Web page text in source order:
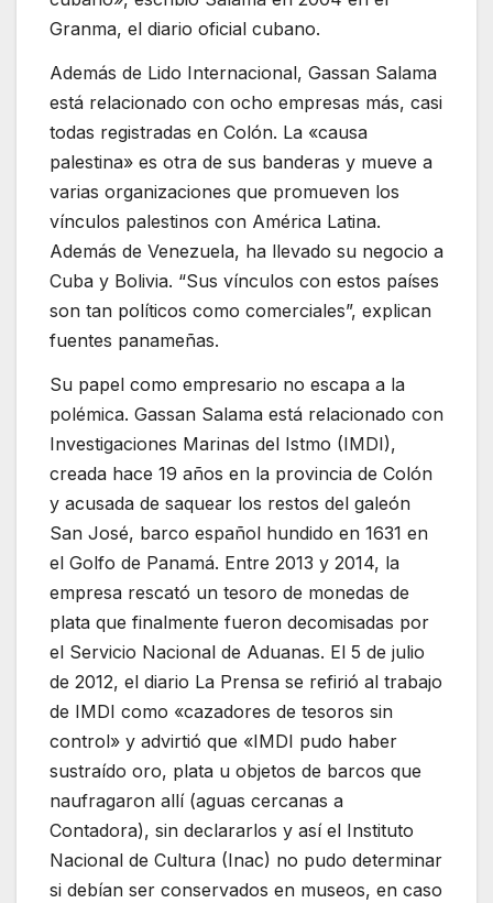
Granma, el diario oficial cubano.
Además de Lido Internacional, Gassan Salama
está relacionado con ocho empresas más, casi
todas registradas en Colón. La «causa
palestina» es otra de sus banderas y mueve a
varias organizaciones que promueven los
vínculos palestinos con América Latina.
Además de Venezuela, ha llevado su negocio a
Cuba y Bolivia. “Sus vínculos con estos países
son tan políticos como comerciales”, explican
fuentes panameñas.
Su papel como empresario no escapa a la
polémica. Gassan Salama está relacionado con
Investigaciones Marinas del Istmo (IMDI),
creada hace 19 años en la provincia de Colón
y acusada de saquear los restos del galeón
San José, barco español hundido en 1631 en
el Golfo de Panamá. Entre 2013 y 2014, la
empresa rescató un tesoro de monedas de
plata que finalmente fueron decomisadas por
el Servicio Nacional de Aduanas. El 5 de julio
de 2012, el diario La Prensa se refirió al trabajo
de IMDI ​​como «cazadores de tesoros sin
control» y advirtió que «IMDI pudo haber
sustraído oro, plata u objetos de barcos que
naufragaron allí (aguas cercanas a
Contadora), sin declararlos y así el Instituto
Nacional de Cultura (Inac) no pudo determinar
si debían ser conservados en museos, en caso